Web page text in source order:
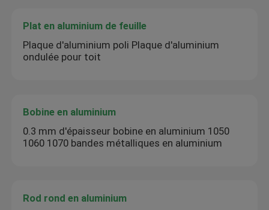
Plat en aluminium de feuille
Plaque d'aluminium poli Plaque d'aluminium
ondulée pour toit
Bobine en aluminium
0.3 mm d'épaisseur bobine en aluminium 1050
1060 1070 bandes métalliques en aluminium
Rod rond en aluminium